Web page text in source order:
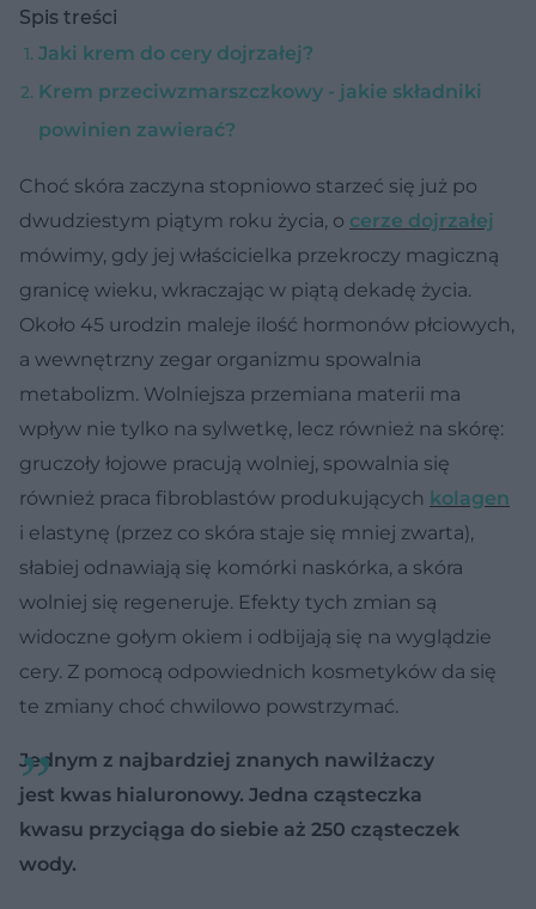
Spis treści
Jaki krem do cery dojrzałej?
Krem przeciwzmarszczkowy - jakie składniki
powinien zawierać?
Choć skóra zaczyna stopniowo starzeć się już po
dwudziestym piątym roku życia, o cerze dojrzałej
mówimy, gdy jej właścicielka przekroczy magiczną
granicę wieku, wkraczając w piątą dekadę życia.
Około 45 urodzin maleje ilość hormonów płciowych,
a wewnętrzny zegar organizmu spowalnia
metabolizm. Wolniejsza przemiana materii ma
wpływ nie tylko na sylwetkę, lecz również na skórę:
gruczoły łojowe pracują wolniej, spowalnia się
również praca fibroblastów produkujących kolagen
i elastynę (przez co skóra staje się mniej zwarta),
słabiej odnawiają się komórki naskórka, a skóra
wolniej się regeneruje. Efekty tych zmian są
widoczne gołym okiem i odbijają się na wyglądzie
cery. Z pomocą odpowiednich kosmetyków da się
te zmiany choć chwilowo powstrzymać.
Jednym z najbardziej znanych nawilżaczy
jest kwas hialuronowy. Jedna cząsteczka
kwasu przyciąga do siebie aż 250 cząsteczek
wody.